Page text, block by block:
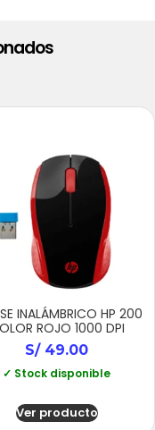
INALÁMBRICO HP 200
ROJO 1000 DPI
S/49.00
✓ Stock disponible
Ver producto